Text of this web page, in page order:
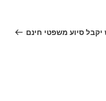
סיוע משפטי חינם